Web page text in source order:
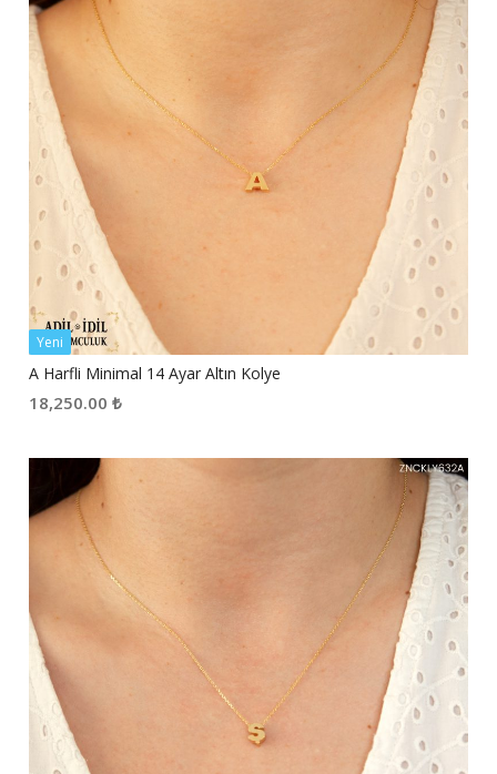
Yeni
A Harfli Minimal 14 Ayar Altın Kolye
18,250.00 ₺